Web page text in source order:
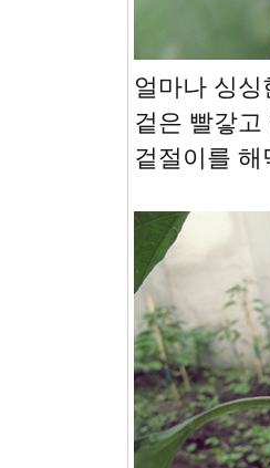
얼마나 싱
겉은 빨갛
겉절이를